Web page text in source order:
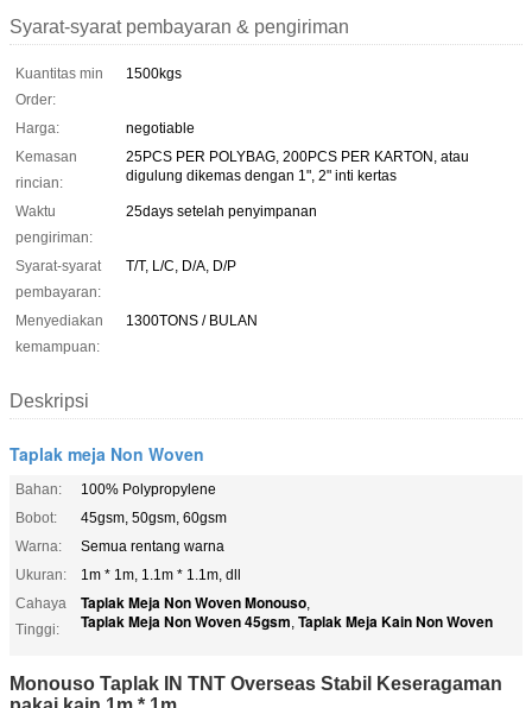
Syarat-syarat pembayaran & pengiriman
Kuantitas min
Order:
1500kgs
Harga:
negotiable
Kemasan
rincian:
25PCS PER POLYBAG, 200PCS PER KARTON, atau
digulung dikemas dengan 1", 2" inti kertas
Waktu
pengiriman:
25days setelah penyimpanan
Syarat-syarat
pembayaran:
T/T, L/C, D/A, D/P
Menyediakan
kemampuan:
1300TONS / BULAN
Deskripsi
Taplak meja Non Woven
Bahan:
100% Polypropylene
Bobot:
45gsm, 50gsm, 60gsm
Warna:
Semua rentang warna
Ukuran:
1m * 1m, 1.1m * 1.1m, dll
Cahaya
Tinggi:
Taplak Meja Non Woven Monouso,
Taplak Meja Non Woven 45gsm, Taplak Meja Kain Non Woven
Monouso Taplak IN TNT Overseas Stabil Keseragaman